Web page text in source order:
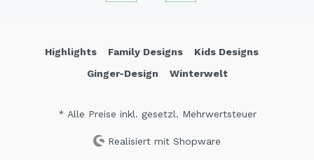
Highlights Family Designs
Kids Designs
Ginger-Design
Winterwelt
* Alle Preise inkl. gesetzl. Mehrwertsteuer
Realisiert mit Shopware